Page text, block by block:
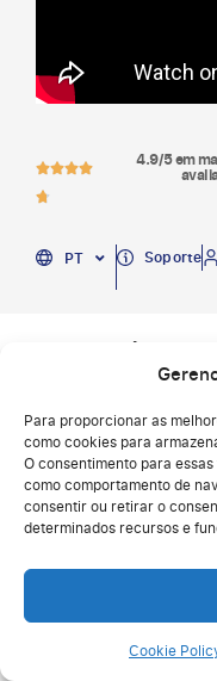
Para proporcionar as
como cookies para
O consentimento para
como comportamento de
consentir ou retirar o
determinados recursos e
Cookie
4.9/5 em
PT
ES
Soporte
Você tem